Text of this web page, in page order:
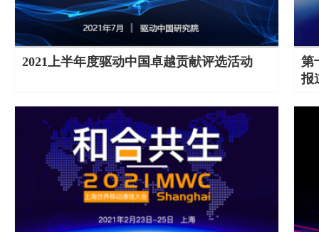
2021上半年度驱动中国卓越贡献评选活动
第
报